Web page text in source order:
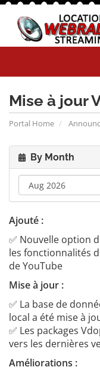
Mise à jour
Portal Home
By Month
Ajouté :
✅ Nouvelle option
les fonctionnalités
de YouTube
Mise à jour :
✅ La base de
local a été mise à
✅ Les packages
vers les dernières
Améliorations :